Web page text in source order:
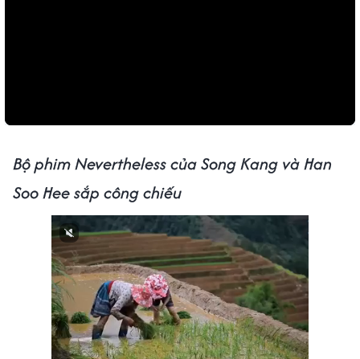
Bộ phim Nevertheless của Song Kang và Han
Soo Hee sắp công chiếu